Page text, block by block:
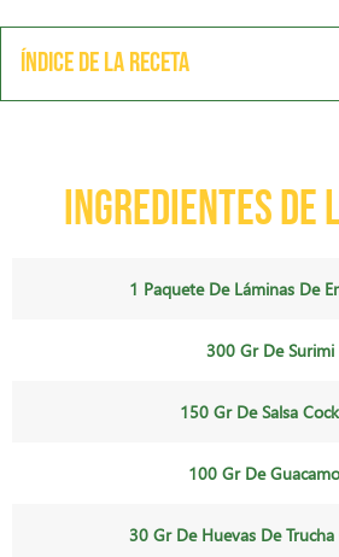
Índice de la receta
Ingredientes de
1 Paquete De Láminas De
300 Gr De Surimi
150 Gr De Salsa
100 Gr De
30 Gr De Huevas De